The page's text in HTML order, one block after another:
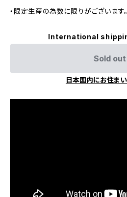
・限定生産の為数に限りがございます。
International
Sold out
日本国内にお住ま